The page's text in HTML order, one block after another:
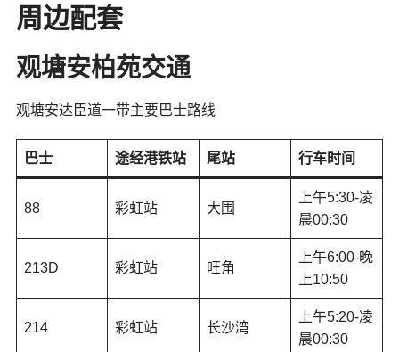
周边配套
观塘安柏苑交通
观塘安达臣道一带主要巴士路线
巴士 途经港铁站 尾站 行车时间
88 彩虹站 大围
上午5:30-凌
晨00:30
213D 彩虹站 旺角
上午6:00-晚
上10:50
214 彩虹站 长沙湾
上午5:20-凌
晨00:30